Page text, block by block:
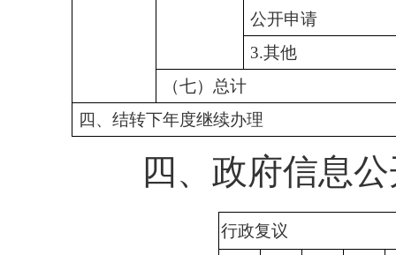
公开申请
3.其他
（七）总计
四 、 结转下年度继续办理
四、政府信息公
行政复议